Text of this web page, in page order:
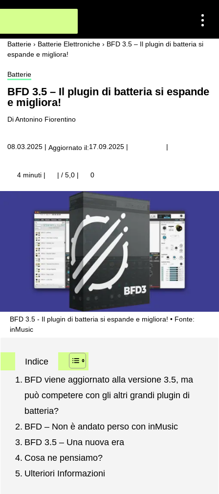
Batterie › Batterie Elettroniche › BFD 3.5 – Il plugin di batteria si
espande e migliora!
Batterie
BFD 3.5 – Il plugin di batteria si espande
e migliora!
Di Antonino Fiorentino
08.03.2025 | Aggiornato il:17.09.2025 | |
4 minuti | | / 5,0 | 0
BFD 3.5 - Il plugin di batteria si espande e migliora!
Fonte:
inMusic
Indice
BFD viene aggiornato alla versione 3.5, ma
può competere con gli altri grandi plugin di
batteria?
BFD – Non è andato perso con inMusic
BFD 3.5 – Una nuova era
Cosa ne pensiamo?
Ulteriori Informazioni